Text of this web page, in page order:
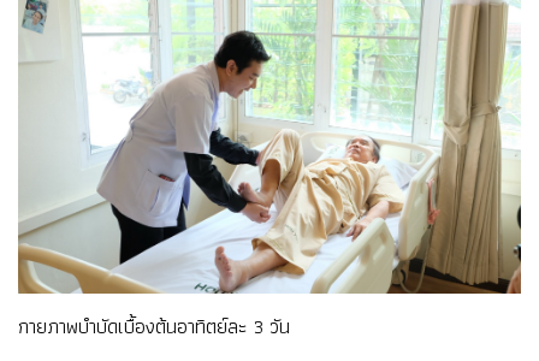
กายภาพบำบัดเบื้องต้นอาทิตย์ละ 3 วัน